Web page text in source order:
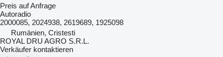
Preis auf Anfrage
Autoradio
2000085, 2024938, 2619689, 1925098
Rumänien, Cristesti
ROYAL DRU AGRO S.R.L.
Verkäufer kontaktieren